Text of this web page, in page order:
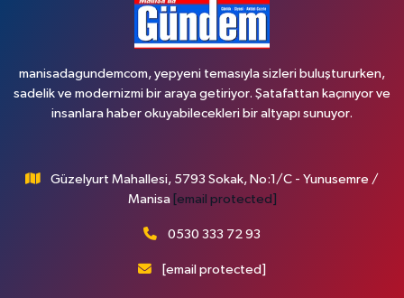
manisadagundemcom, yepyeni temasıyla sizleri buluştururken,
sadelik ve modernizmi bir araya getiriyor. Şatafattan kaçınıyor ve
insanlara haber okuyabilecekleri bir altyapı sunuyor.
Güzelyurt Mahallesi, 5793 Sokak, No:1/C - Yunusemre /
Manisa [email protected]
0530 333 72 93
[email protected]